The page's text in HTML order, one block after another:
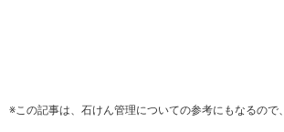
※この記事は、石けん管理についての参考にもなるので、